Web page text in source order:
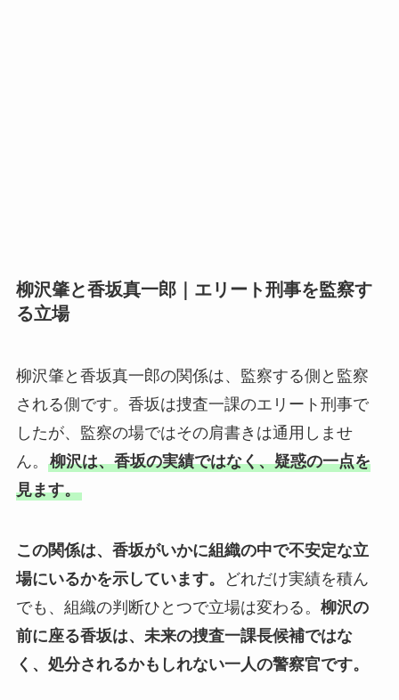
柳沢肇と香坂真一郎｜エリート刑事を監察す
る立場
柳沢肇と香坂真一郎の関係は、監察する側と監察
される側です。香坂は捜査一課のエリート刑事で
したが、監察の場ではその肩書きは通用しませ
ん。 柳沢は、香坂の実績ではなく、疑惑の一点を
見ます。
この関係は、香坂がいかに組織の中で不安定な立
場にいるかを示しています。
どれだけ実績を積ん
でも、組織の判断ひとつで立場は変わる。 柳沢の
前に座る香坂は、未来の捜査一課長候補ではな
く、処分されるかもしれない一人の警察官です。